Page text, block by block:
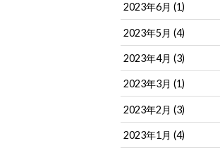
2023年6月 (1)
2023年5月 (4)
2023年4月 (3)
2023年3月 (1)
2023年2月 (3)
2023年1月 (4)